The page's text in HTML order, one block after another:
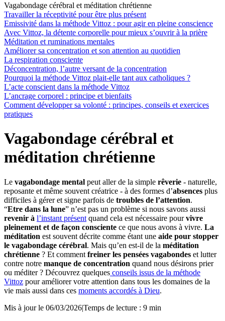
Vagabondage cérébral et méditation chrétienne
Travailler la réceptivité pour être plus présent
Emissivité dans la méthode Vittoz : pour agir en pleine conscience
Avec Vittoz, la détente corporelle pour mieux s’ouvrir à la prière
Méditation et ruminations mentales
Améliorer sa concentration et son attention au quotidien
La respiration consciente
Déconcentration, l’autre versant de la concentration
Pourquoi la méthode Vittoz plait-elle tant aux catholiques ?
L’acte conscient dans la méthode Vittoz
L’ancrage corporel : principe et bienfaits
Comment développer sa volonté : principes, conseils et exercices
pratiques
Vagabondage cérébral et
méditation chrétienne
Le vagabondage mental peut aller de la simple rêverie - naturelle,
reposante et même souvent créatrice - à des formes d’absences plus
difficiles à gérer et signe parfois de troubles de l’attention.
“Etre dans la lune” n’est pas un problème si nous savons aussi
revenir à l’instant présent quand cela est nécessaire pourvivre
pleinement et de façon consciente ce que nous avons à vivre. La
méditation est souvent décrite comme étant une aide pour stopper
le vagabondage cérébral. Mais qu’en est-il de la méditation
chrétienne ? Et comment freiner les pensées vagabondes et lutter
contre notre manque de concentration quand nous désirons prier
ou méditer ? Découvrez quelques conseils issus de la méthode
Vittoz pour améliorer votre attention dans tous les domaines de la
vie mais aussi dans ces moments accordés à Dieu.
Mis à jour le 06/03/2026|Temps de lecture : 9 min